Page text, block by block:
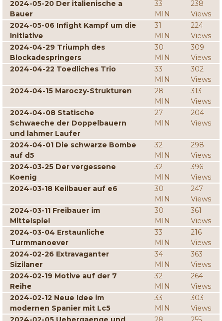
2024-05-20 Der italienische a
Bauer
33
MIN
238
Views
2024-05-06 Infight Kampf um die
Initiative
31
MIN
224
Views
2024-04-29 Triumph des
Blockadespringers
30
MIN
309
Views
2024-04-22 Toedliches Trio
33
MIN
302
Views
2024-04-15 Maroczy-Strukturen
28
MIN
313
Views
2024-04-08 Statische
Schwaeche der Doppelbauern
und lahmer Laufer
27
MIN
204
Views
2024-04-01 Die schwarze Bombe
auf d5
32
MIN
298
Views
2024-03-25 Der vergessene
Koenig
32
MIN
396
Views
2024-03-18 Keilbauer auf e6
30
MIN
247
Views
2024-03-11 Freibauer im
Mittelspiel
30
MIN
361
Views
2024-03-04 Erstaunliche
Turmmanoever
33
MIN
216
Views
2024-02-26 Extravaganter
Sizilaner
34
MIN
363
Views
2024-02-19 Motive auf der 7
Reihe
32
MIN
264
Views
2024-02-12 Neue Idee im
modernen Spanier mit Lc5
33
MIN
303
Views